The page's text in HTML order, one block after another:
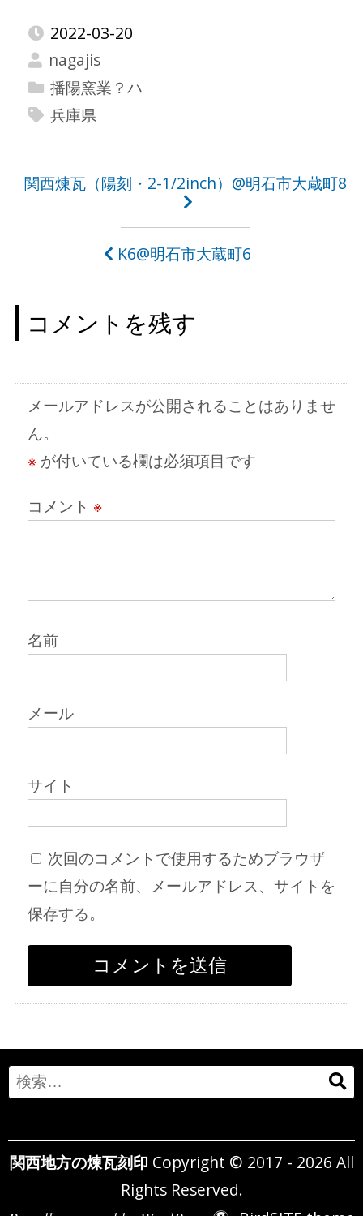
2022-03-20
nagajis
播陽窯業？ハ
兵庫県
投
ゲ
ー
ョ
ン
関西煉瓦（陽刻・2-1/2inch）@明石市大蔵町8
K6@明石市大蔵町6
コメントを残す
メールアドレスが公開されることはありませ
ん。
※が付いている欄は必須項目です
コメント ※
名前
メール
サイト
次回のコメントで使用するためブラウザ
ーに自分の名前、メールアドレス、サイトを
保存する。
Search
for:
関西地方の煉瓦刻印 Copyright © 2017 - 2026 All
Rights Reserved.